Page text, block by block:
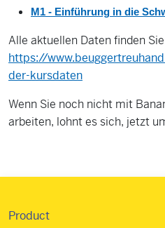
M1 - Einführung in die
Alle aktuellen Daten finden
https://
der-kursdaten
Wenn Sie noch nicht mit
arbeiten, lohnt es sich, jetzt
Product